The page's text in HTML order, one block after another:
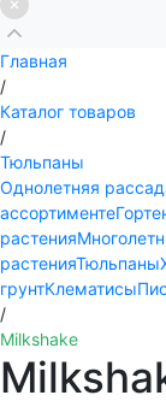
Главная
/
Каталог товаров
/
Тюльпаны
Однолетняя
ассортименте
растения
растенияТюльпаны
грунтКлематисы
/
Milkshake